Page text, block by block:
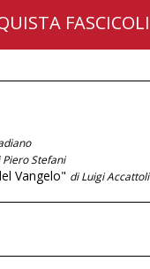
FASCICOLI
Piero Stefani
Vangelo" di Luigi Accattoli